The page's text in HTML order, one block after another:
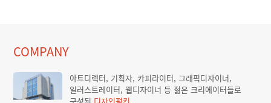
COMPANY
아트디렉터, 기획자, 카피라이터, 그래픽디자이너,
일러스트레이터, 웹디자이너 등 젊은 크리에이터들로
구성된 디자인펌킨.